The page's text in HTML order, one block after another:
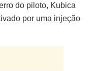
do piloto, Kubica
por uma injeção